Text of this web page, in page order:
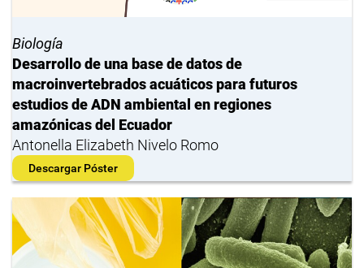
Biología
Desarrollo de una base de datos de
macroinvertebrados acuáticos para futuros
estudios de ADN ambiental en regiones
amazónicas del Ecuador
Antonella Elizabeth Nivelo Romo
Descargar Póster